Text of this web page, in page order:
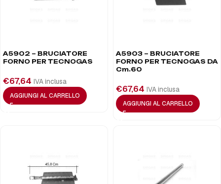
A5902 – BRUCIATORE
FORNO PER TECNOGAS
€67,64 IVA inclusa
AGGIUNGI AL CARRELLO
A5903 – BRUCIATORE
FORNO PER TECNOGAS DA
Cm.60
€67,64 IVA inclusa
AGGIUNGI AL CARRELLO